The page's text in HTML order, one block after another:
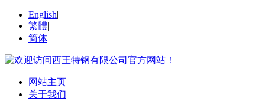
English|
繁體|
简体
网站主页
关于我们